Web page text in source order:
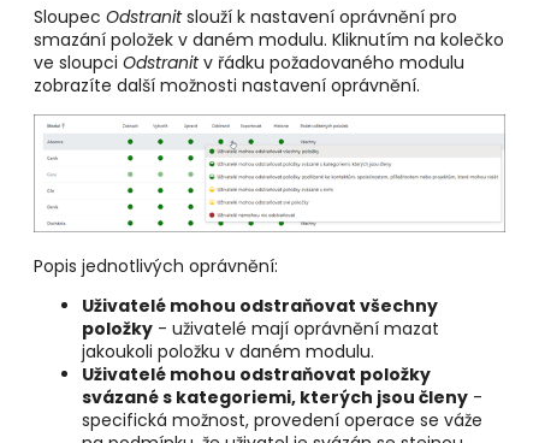
Sloupec Odstranitslouží k nastavení oprávnění pro
smazání položek v daném modulu. Kliknutím na kolečko
ve sloupci Odstranitv řádku požadovaného modulu
zobrazíte další možnosti nastavení oprávnění.
Popis jednotlivých oprávnění:
Uživatelé mohou odstraňovat všechny
položky - uživatelé mají oprávnění mazat
jakoukoli položku v daném modulu.
Uživatelé mohou odstraňovat položky
svázané s kategoriemi, kterých jsou členy -
specifická možnost, provedení operace se váže